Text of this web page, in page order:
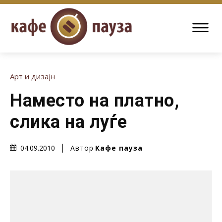
Арт и дизајн
Наместо на платно,
слика на луѓе
04.09.2010 Автор Кафе пауза